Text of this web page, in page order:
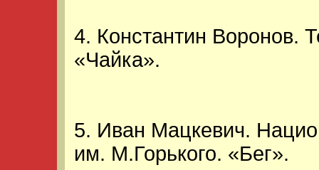
4. Константин Воронов.
«Чайка».
5. Иван Мацкевич.
им. М.Горького. «Бег».